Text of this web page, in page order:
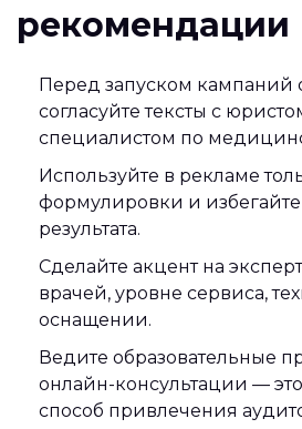
рекомендации
Перед запуском кампаний
согласуйте тексты с
специалистом по
Используйте в рекламе
формулировки и
результата.
Сделайте акцент на
врачей, уровне сервиса,
оснащении.
Ведите образовательные
онлайн-консультации —
способ привлечения